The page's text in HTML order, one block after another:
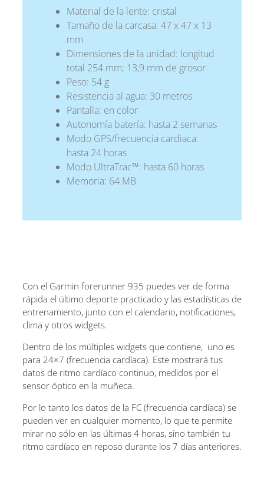
Material de la lente: cristal
Tamaño de la carcasa: 47 x 47 x 13
mm
Dimensiones de la unidad: longitud
total 254 mm; 13,9 mm de grosor
Peso: 54 g
Resistencia al agua: 30 metros
Pantalla: en color
Autonomía batería: hasta 2 semanas
Modo GPS/frecuencia cardiaca:
hasta 24 horas
Modo UltraTrac™: hasta 60 horas
Memoria: 64 MB
Con el Garmin forerunner 935 puedes ver de forma
rápida el último deporte practicado y las estadísticas de
entrenamiento, junto con el calendario, notificaciones,
clima y otros widgets.
Dentro de los múltiples widgets que contiene, uno es
para 24×7 (frecuencia cardíaca). Este mostrará tus
datos de ritmo cardíaco continuo, medidos por el
sensor óptico en la muñeca.
Por lo tanto los datos de la FC (frecuencia cardíaca) se
pueden ver en cualquier momento, lo que te permite
mirar no sólo en las últimas 4 horas, sino también tu
ritmo cardíaco en reposo durante los 7 días anteriores.